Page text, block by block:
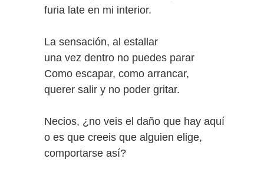
furia late en mi interior.
La sensación, al estallar
una vez dentro no puedes parar
Como escapar, como arrancar,
querer salir y no poder gritar.
Necios, ¿no veis el daño que hay aquí
o es que creeis que alguien elige,
comportarse así?